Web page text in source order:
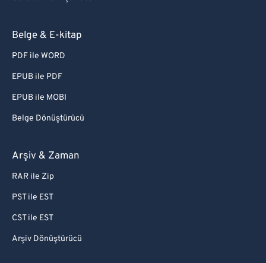
Belge & E-kitap
PDF ile WORD
EPUB ile PDF
EPUB ile MOBI
Belge Dönüştürücü
Arşiv & Zaman
RAR ile Zip
PST ile EST
CST ile EST
Arşiv Dönüştürücü